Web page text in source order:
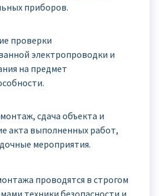
приборов.
проверки
электропроводки и
на предмет
сдача объекта и
акта выполненных работ,
мероприятия.
проводятся в строгом